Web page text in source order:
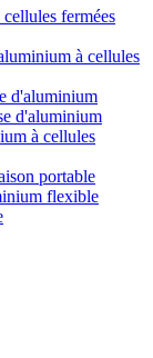
fermées
à cellules
d'aluminium
d'aluminium
à cellules
portable
flexible